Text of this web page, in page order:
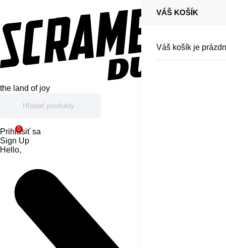
the land of joy
0
Prihlásiť sa
Sign Up
Hello,
VÁŠ KOŠÍK
Váš košík je